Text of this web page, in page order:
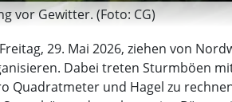
vor Gewitter. (Foto: CG)
29. Mai 2026, ziehen von
Dabei treten Sturmböen
Quadratmeter und Hagel zu